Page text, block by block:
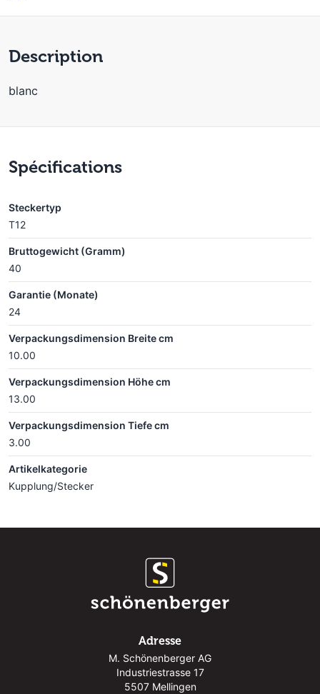
Description
blanc
Spécifications
Steckertyp
T12
Bruttogewicht (Gramm)
40
Garantie (Monate)
24
Verpackungsdimension Breite cm
10.00
Verpackungsdimension Höhe cm
13.00
Verpackungsdimension Tiefe cm
3.00
Artikelkategorie
Kupplung/Stecker
Adresse
M. Schönenberger AG
Industriestrasse 17
5507 Mellingen